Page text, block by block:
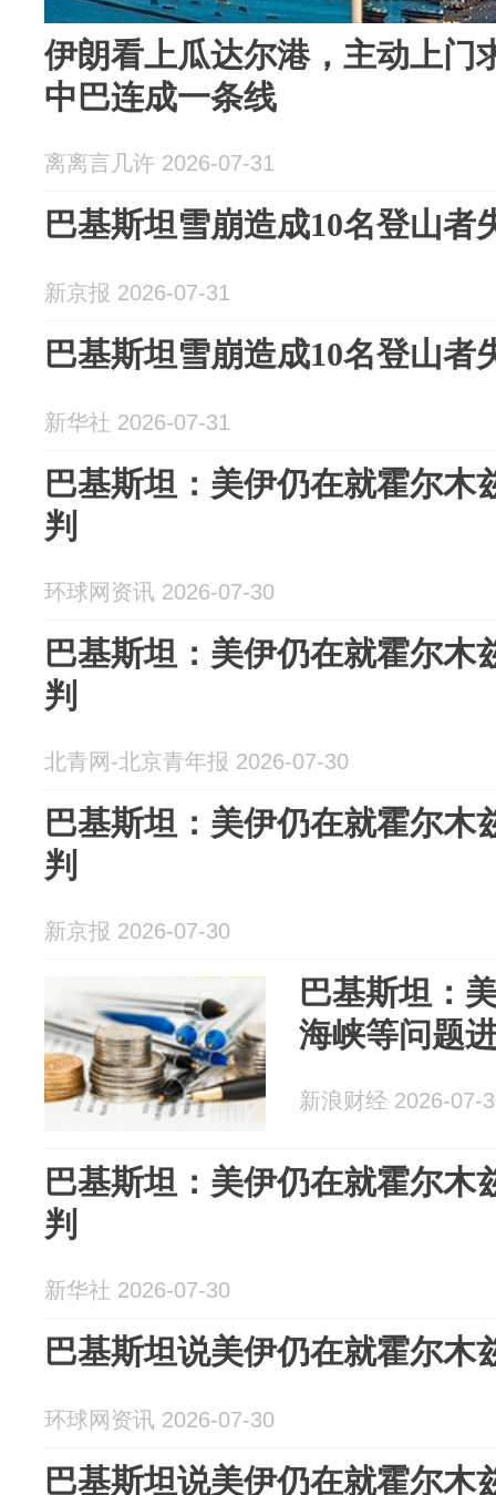
伊朗看上瓜达尔港，主动上门
中巴连成一条线
离离言几许 2026-07-31
巴基斯坦雪崩造成10名登山者
新京报 2026-07-31
巴基斯坦雪崩造成10名登山者
新华社 2026-07-31
巴基斯坦：美伊仍在就霍尔木
判
环球网资讯 2026-07-30
巴基斯坦：美伊仍在就霍尔木
判
北青网-北京青年报 2026-07-30
巴基斯坦：美伊仍在就霍尔木
判
新京报 2026-07-30
巴基斯坦：
海峡等问题
新浪财经 2026-07-
巴基斯坦：美伊仍在就霍尔木
判
新华社 2026-07-30
巴基斯坦说美伊仍在就霍尔木
环球网资讯 2026-07-30
巴基斯坦说美伊仍在就霍尔木